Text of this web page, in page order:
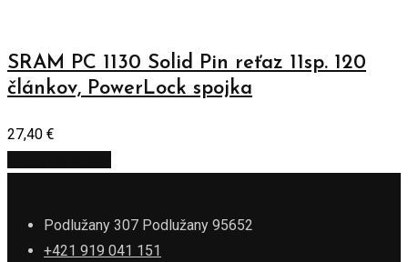
SRAM PC 1130 Solid Pin reťaz 11sp. 120
článkov, PowerLock spojka
27,40 €
Podlužany 307 Podlužany 95652
+421 919 041 151